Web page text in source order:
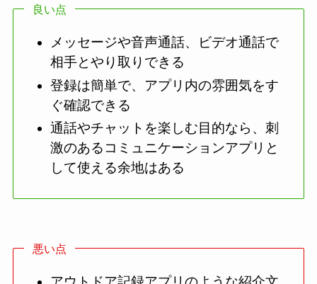
良い点
メッセージや音声通話、ビデオ通話で
相手とやり取りできる
登録は簡単で、アプリ内の雰囲気をす
ぐ確認できる
通話やチャットを楽しむ目的なら、刺
激のあるコミュニケーションアプリと
して使える余地はある
悪い点